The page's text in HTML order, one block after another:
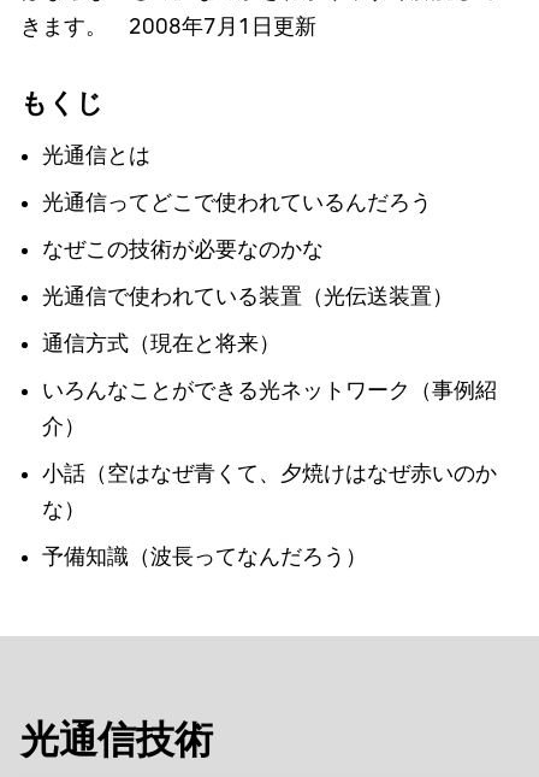
きます。 2008年7月1日更新
もくじ
光通信とは
光通信ってどこで使われているんだろう
なぜこの技術が必要なのかな
光通信で使われている装置（光伝送装置）
通信方式（現在と将来）
いろんなことができる光ネットワーク（事例紹
介）
小話（空はなぜ青くて、夕焼けはなぜ赤いのか
な）
予備知識（波長ってなんだろう）
光通信技術